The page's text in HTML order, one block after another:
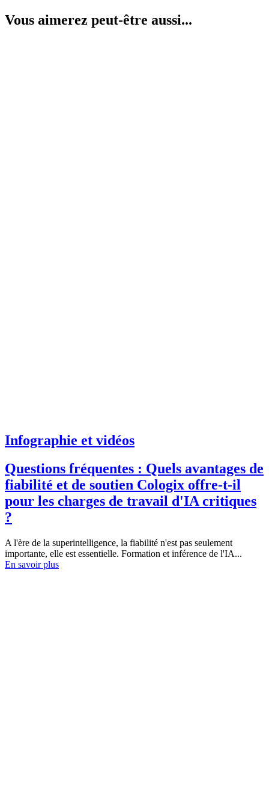
Vous aimerez peut-être aussi...
Infographie et vidéos
Questions fréquentes : Quels avantages de
fiabilité et de soutien Cologix offre-t-il
pour les charges de travail d'IA critiques
?
A l'ère de la superintelligence, la fiabilité n'est pas seulement
importante, elle est essentielle. Formation et inférence de l'IA...
En savoir plus